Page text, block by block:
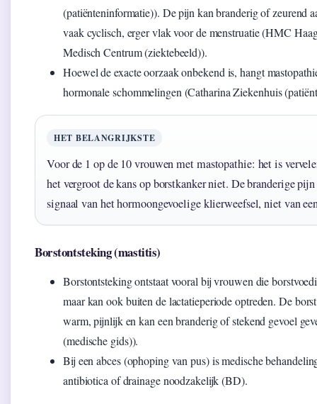
(patiënteninformatie)). De pijn kan branderig of zeurend
vaak cyclisch, erger vlak voor de menstruatie (HMC
Medisch Centrum (ziektebeeld)).
Hoewel de exacte oorzaak onbekend is, hangt
hormonale schommelingen (Catharina Ziekenhuis
HET BELANGRIJKSTE
Voor de 1 op de 10 vrouwen met mastopathie: het is
het vergroot de kans op borstkanker niet. De branderige pijn
signaal van het hormoongevoelige klierweefsel, niet van
Borstontsteking (mastitis)
Borstontsteking ontstaat vooral bij vrouwen die
maar kan ook buiten de lactatieperiode optreden. De
warm, pijnlijk en kan een branderig of stekend gevoel
(medische gids)).
Bij een abces (ophoping van pus) is medische
antibiotica of drainage noodzakelijk (BD).